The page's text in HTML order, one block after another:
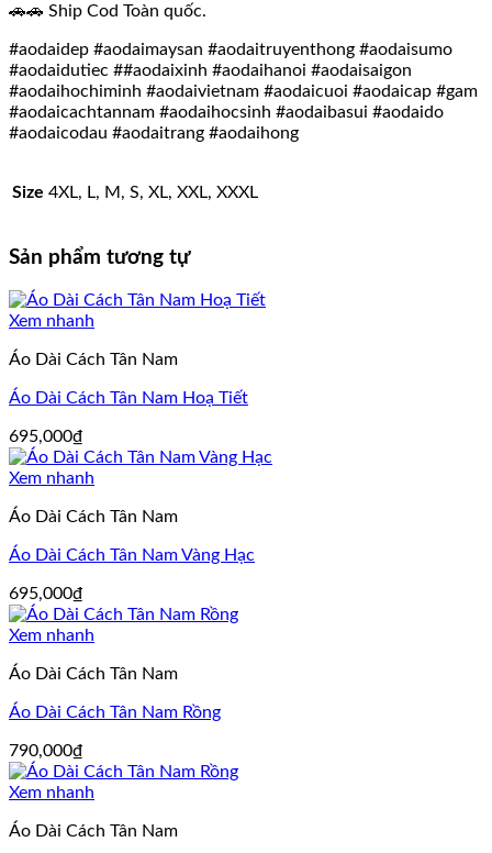
🚗🚗 Ship Cod Toàn quốc.
#aodaidep #aodaimaysan #aodaitruyenthong #aodaisumo
#aodaidutiec ##aodaixinh #aodaihanoi #aodaisaigon
#aodaihochiminh #aodaivietnam #aodaicuoi #aodaicap #gam
#aodaicachtannam #aodaihocsinh #aodaibasui #aodaido
#aodaicodau #aodaitrang #aodaihong
Size 4XL, L, M, S, XL, XXL, XXXL
Sản phẩm tương tự
Xem nhanh
Áo Dài Cách Tân Nam
Áo Dài Cách Tân Nam Hoạ Tiết
695,000₫
Xem nhanh
Áo Dài Cách Tân Nam
Áo Dài Cách Tân Nam Vàng Hạc
695,000₫
Xem nhanh
Áo Dài Cách Tân Nam
Áo Dài Cách Tân Nam Rồng
790,000₫
Xem nhanh
Áo Dài Cách Tân Nam